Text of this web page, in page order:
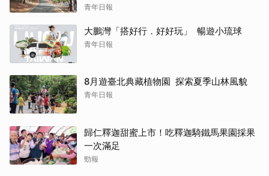
青年日報
大鵬灣「搭好行．好好玩」 暢遊小琉球
青年日報
8月遊臺北典藏植物園 探索夏季山林風貌
青年日報
歸仁釋迦甜蜜上市！吃釋迦騎鐵馬果園採果
一次滿足
勁報